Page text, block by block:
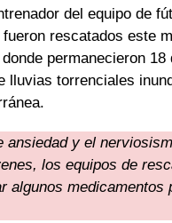
del equipo de
rescatados este
permanecieron 18
lluvias torrenciales
ansiedad y el
los equipos de
algunos medicamentos